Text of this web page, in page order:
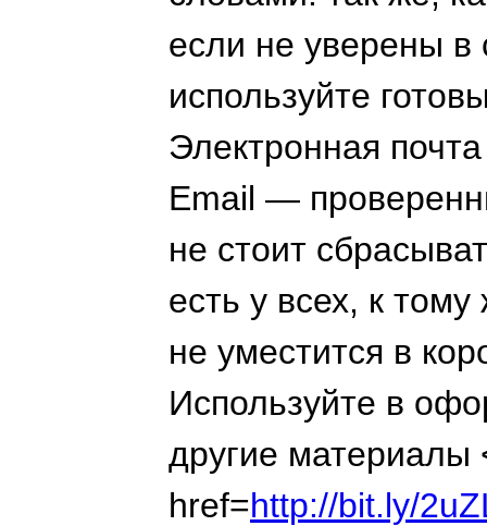
если не уверены в
используйте
Электронная почта
Email —
не стоит
есть у всех, к
не уместится в
Используйте в
другие материалы
href=http://bit.ly/